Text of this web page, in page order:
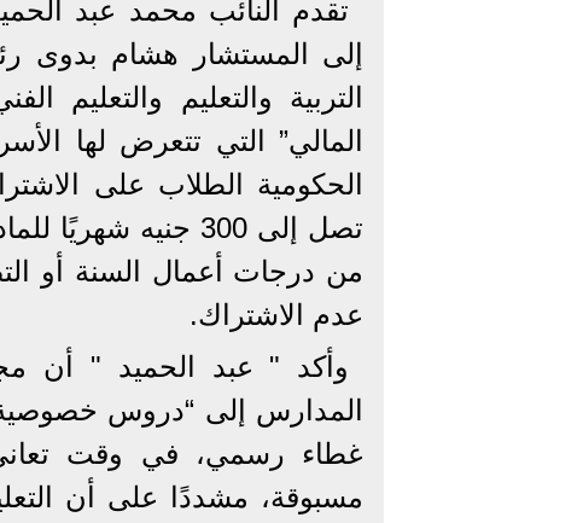
تقدم النائب محمد عبد
إلى المستشار هشام بدوى
التربية والتعليم والتعليم
المالي” التي تتعرض لها
الحكومية الطلاب على
تصل إلى 300 جنيه
من درجات أعمال السنة أو
عدم الاشتراك.
وأكد " عبد الحميد " أن
المدارس إلى “دروس
غطاء رسمي، في وقت تعاني
مسبوقة، مشددًا على أن